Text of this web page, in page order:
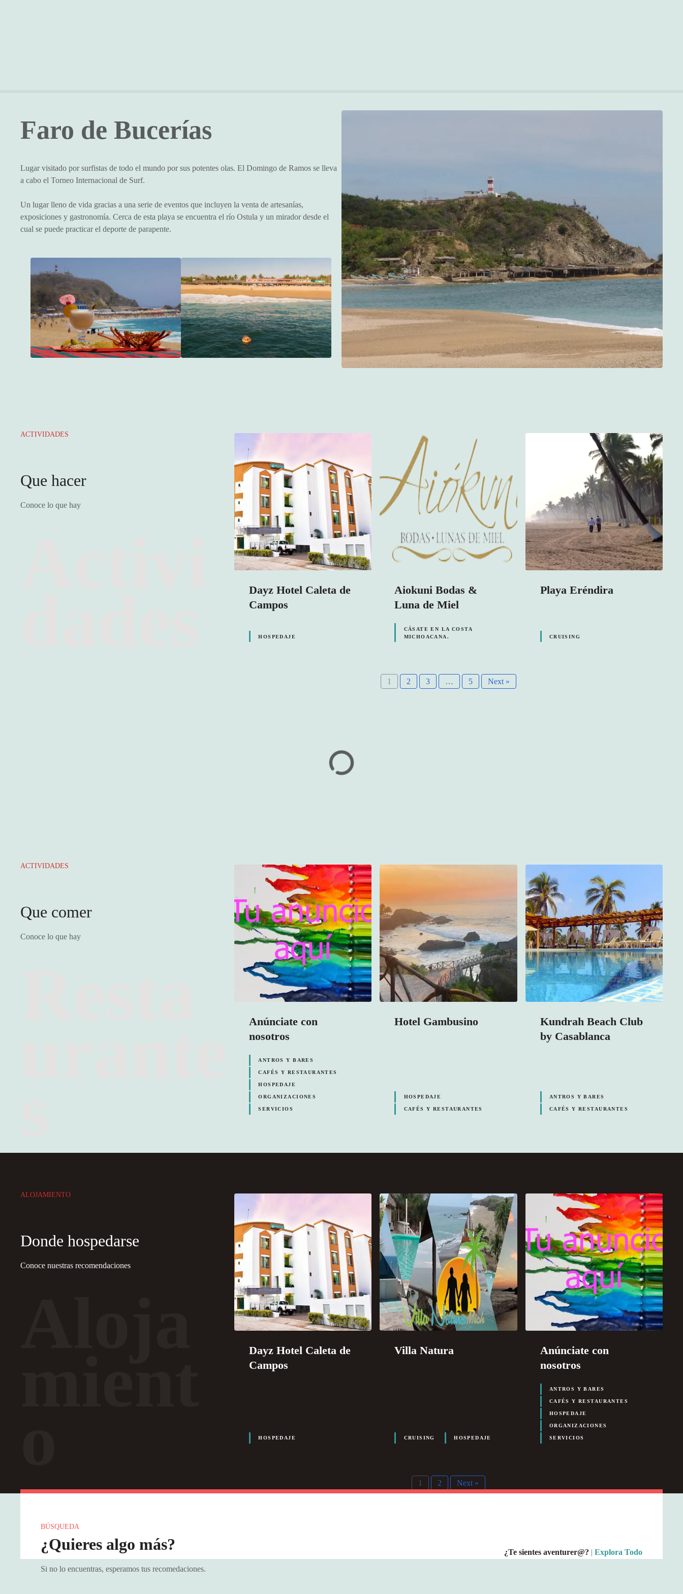
Faro de Bucerías
Lugar visitado por surfistas de todo el mundo por sus potentes olas. El Domingo de Ramos se lleva
a cabo el Torneo Internacional de Surf.
Un lugar lleno de vida gracias a una serie de eventos que incluyen la venta de artesanías,
exposiciones y gastronomía. Cerca de esta playa se encuentra el río Ostula y un mirador desde el
cual se puede practicar el deporte de parapente.
ACTIVIDADES
Que hacer
Conoce lo que hay
Dayz Hotel Caleta de
Campos
HOSPEDAJE
Aiokuni Bodas &
Luna de Miel
CÁSATE EN LA COSTA
MICHOACANA.
Playa Eréndira
CRUISING
1 2 3 … 5 Next »
ACTIVIDADES
Que comer
Conoce lo que hay
Anúnciate con
nosotros
ANTROS Y BARES
CAFÉS Y RESTAURANTES
HOSPEDAJE
ORGANIZACIONES
SERVICIOS
Hotel Gambusino
HOSPEDAJE
CAFÉS Y RESTAURANTES
Kundrah Beach Club
by Casablanca
ANTROS Y BARES
CAFÉS Y RESTAURANTES
ALOJAMIENTO
Donde hospedarse
Conoce nuestras recomendaciones
Dayz Hotel Caleta de
Campos
HOSPEDAJE
Villa Natura
CRUISING HOSPEDAJE
Anúnciate con
nosotros
ANTROS Y BARES
CAFÉS Y RESTAURANTES
HOSPEDAJE
ORGANIZACIONES
SERVICIOS
1 2 Next »
BÚSQUEDA
¿Quieres algo más?
Si no lo encuentras, esperamos tus recomedaciones.
¿Te sientes aventurer@? | Explora Todo